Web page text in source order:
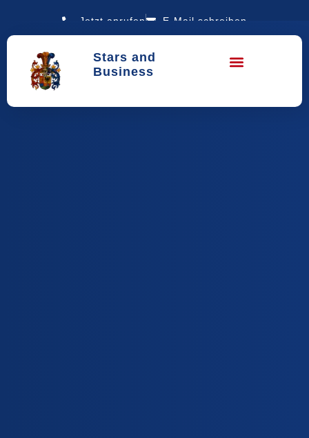
Jetzt anrufen E-Mail schreiben
Stars and
Business